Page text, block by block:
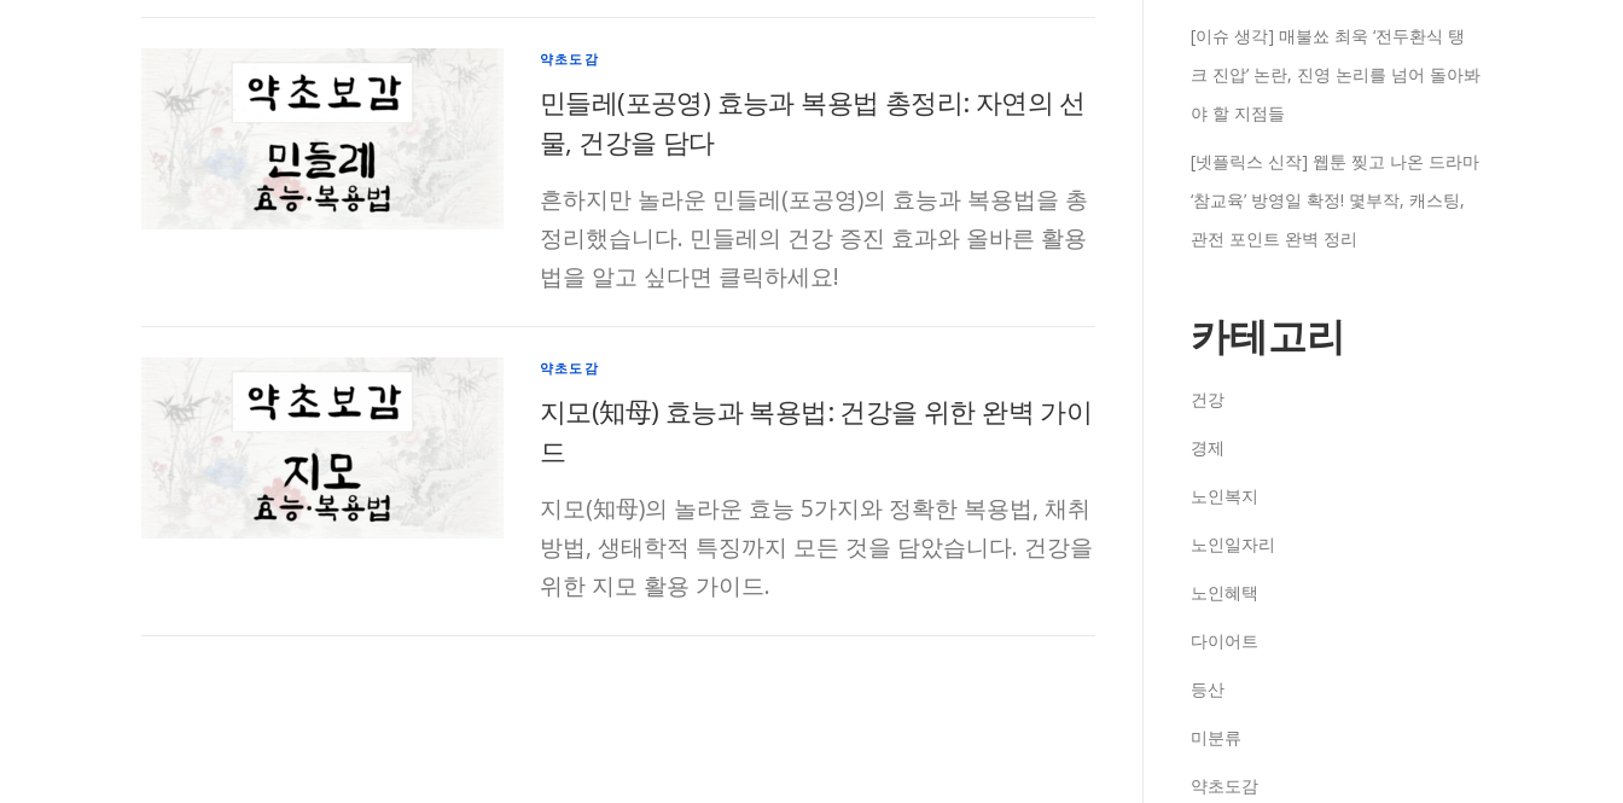
약초도감
민들레(포공영) 효능과 복용법 총정리: 자연의 선
물, 건강을 담다
흔하지만 놀라운 민들레(포공영)의 효능과 복용법을 총
정리했습니다. 민들레의 건강 증진 효과와 올바른 활용
법을 알고 싶다면 클릭하세요!
약초도감
지모(知母) 효능과 복용법: 건강을 위한 완벽 가이
드
지모(知母)의 놀라운 효능 5가지와 정확한 복용법, 채취
방법, 생태학적 특징까지 모든 것을 담았습니다. 건강을
위한 지모 활용 가이드.
[이슈 생각] 매불쑈 최욱 ‘전두환식 탱
크 진압’ 논란, 진영 논리를 넘어 돌아봐
야 할 지점들
[넷플릭스 신작] 웹툰 찢고 나온 드라마
‘참교육’ 방영일 확정! 몇부작, 캐스팅,
관전 포인트 완벽 정리
카테고리
건강
경제
노인복지
노인일자리
노인혜택
다이어트
등산
미분류
약초도감